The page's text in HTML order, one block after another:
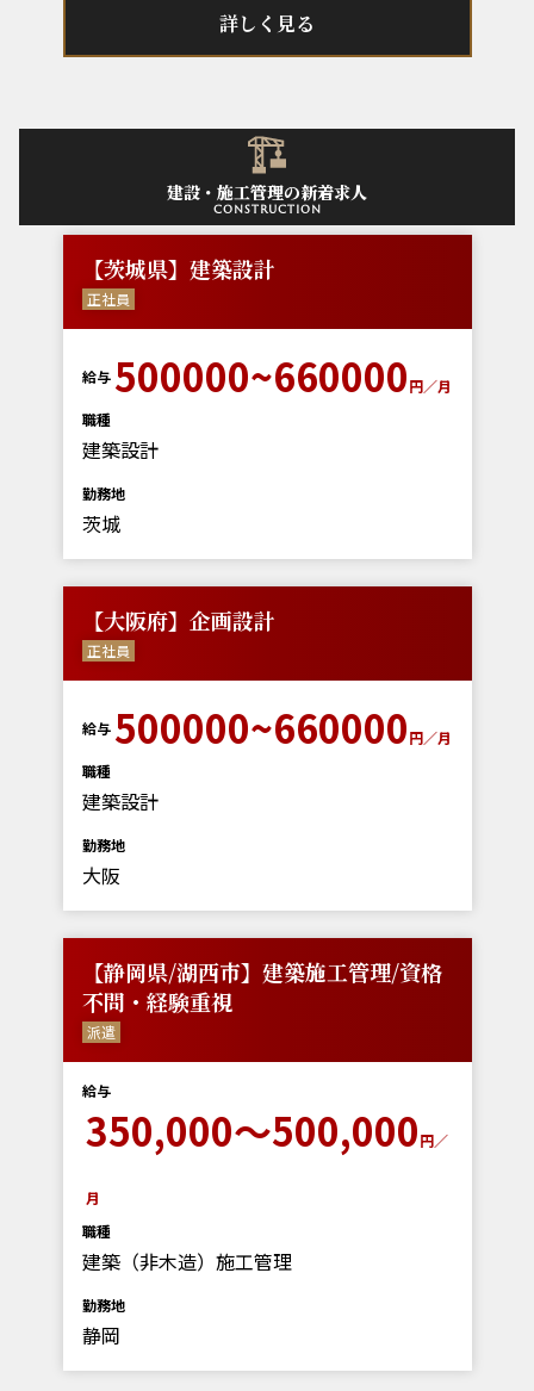
詳しく見る
建設・施工管理の新着求人
construction
【茨城県】建築設計
正社員
給与 500000~660000円／月
職種
建築設計
勤務地
茨城
【大阪府】企画設計
正社員
給与 500000~660000円／月
職種
建築設計
勤務地
大阪
【静岡県/湖西市】建築施工管理/資格
不問・経験重視
派遣
給与
350,000～500,000円／
月
職種
建築（非木造）施工管理
勤務地
静岡